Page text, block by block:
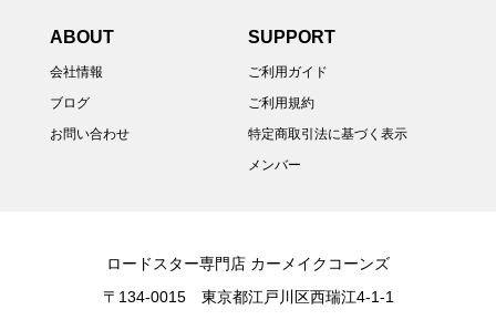
ABOUT
会社情報
ブログ
お問い合わせ
SUPPORT
ご利用ガイド
ご利用規約
特定商取引法に基づく表示
メンバー
ロードスター専門店 カーメイクコーンズ
〒134-0015 東京都江戸川区西瑞江4-1-1